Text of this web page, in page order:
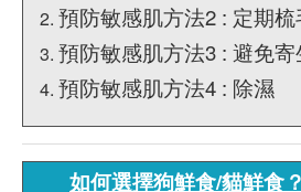
預防敏感肌方法2 : 定期梳
預防敏感肌方法3 : 避免寄
預防敏感肌方法4 : 除濕
如何選擇狗鮮食/貓鮮食？